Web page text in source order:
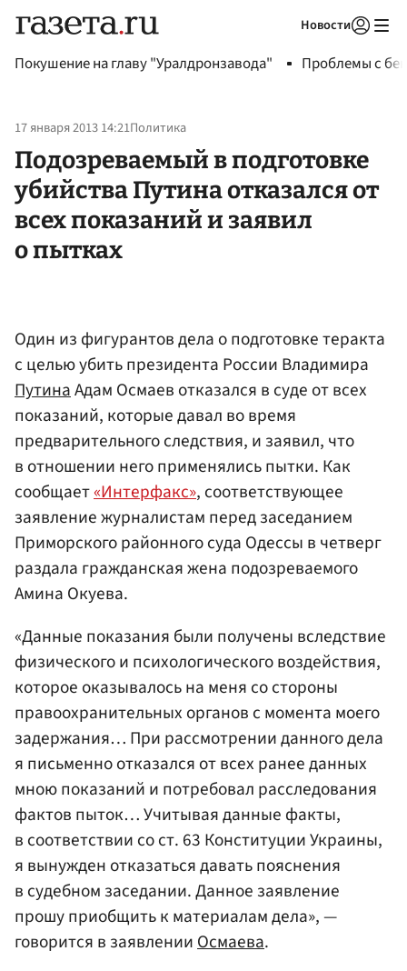
Новости
Покушение на главу "Уралдронзавода" Проблемы с
17 января 2013 14:21Политика
Подозреваемый в подготовке
убийства Путина отказался от
всех показаний и заявил
о пытках
Один из фигурантов дела о подготовке теракта
с целью убить президента России Владимира
ПутинаАдам Осмаев отказался в суде от всех
показаний, которые давал во время
предварительного следствия, и заявил, что
в отношении него применялись пытки. Как
сообщает«Интерфакс», соответствующее
заявление журналистам перед заседанием
Приморского районного суда Одессы в четверг
раздала гражданская жена подозреваемого
Амина Окуева.
«Данные показания были получены вследствие
физического и психологического воздействия,
которое оказывалось на меня со стороны
правоохранительных органов с момента моего
задержания… При рассмотрении данного дела
я письменно отказался от всех ранее данных
мною показаний и потребовал расследования
фактов пыток… Учитывая данные факты,
в соответствии со ст. 63 Конституции Украины,
я вынужден отказаться давать пояснения
в судебном заседании. Данное заявление
прошу приобщить к материалам дела», —
говорится в заявленииОсмаева.